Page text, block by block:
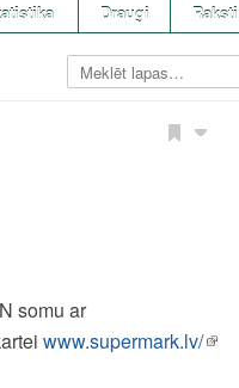
Draugi Raksti
somu ar
www.supermark.lv/